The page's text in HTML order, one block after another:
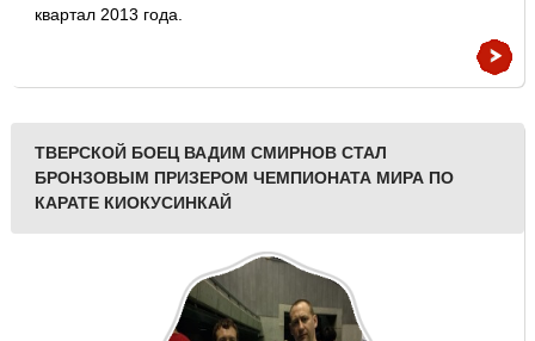
квартал 2013 года.
ТВЕРСКОЙ БОЕЦ ВАДИМ СМИРНОВ СТАЛ
БРОНЗОВЫМ ПРИЗЕРОМ ЧЕМПИОНАТА МИРА ПО
КАРАТЕ КИОКУСИНКАЙ